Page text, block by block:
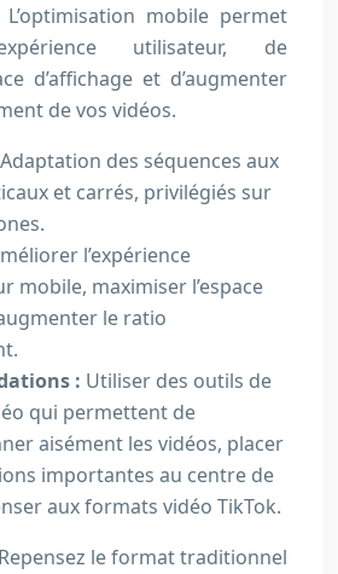
mobile permet
utilisateur, de
d’affichage et d’augmenter
de vos vidéos.
Adaptation des séquences aux
et carrés, privilégiés sur
l’expérience
mobile, maximiser l’espace
le ratio
: Utiliser des outils de
qui permettent de
aisément les vidéos, placer
importantes au centre de
aux formats vidéo TikTok.
Repensez le format traditionnel